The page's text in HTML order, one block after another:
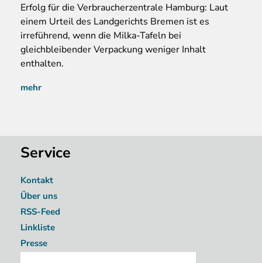
Erfolgfür die Verbraucherzentrale Hamburg: Laut
einem Urteil des Landgerichts Bremen ist es
irreführend, wenn die Milka-Tafeln bei
gleichbleibender Verpackung weniger Inhalt
enthalten.
mehr
Service
Kontakt
Über uns
RSS-Feed
Linkliste
Presse